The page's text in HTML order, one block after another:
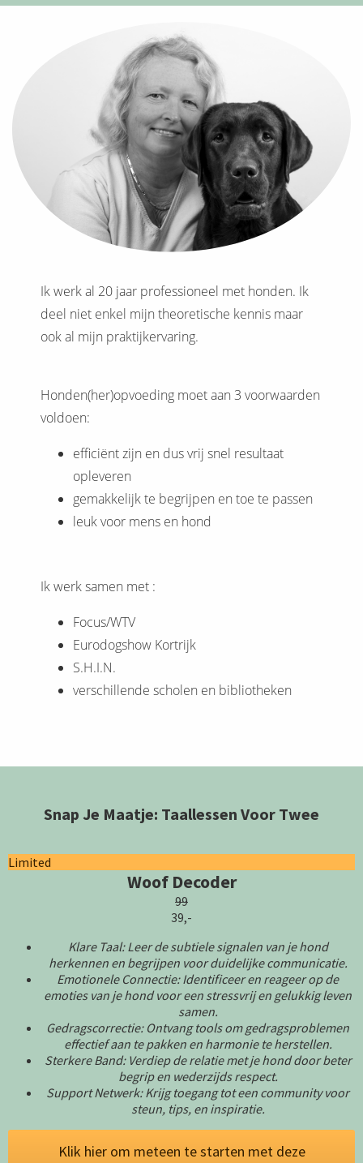
Ik werk al 20 jaar professioneel met honden. Ik
deel niet enkel mijn theoretische kennis maar
ook al mijn praktijkervaring.
Honden(her)opvoeding moet aan 3 voorwaarden
voldoen:
efficiënt zijn en dus vrij snel resultaat
opleveren
gemakkelijk te begrijpen en toe te passen
leuk voor mens en hond
Ik werk samen met :
Focus/WTV
Eurodogshow Kortrijk
S.H.I.N.
verschillende scholen en bibliotheken
Snap Je Maatje: Taallessen Voor Twee
Limited
Woof Decoder
99
39,-
Klare Taal: Leer de subtiele signalen van je hond
herkennen en begrijpen voor duidelijke communicatie.
Emotionele Connectie: Identificeer en reageer op de
emoties van je hond voor een stressvrij en gelukkig leven
samen.
Gedragscorrectie: Ontvang tools om gedragsproblemen
effectief aan te pakken en harmonie te herstellen.
Sterkere Band: Verdiep de relatie met je hond door beter
begrip en wederzijds respect.
Support Netwerk: Krijg toegang tot een community voor
steun, tips, en inspiratie.
Klik hier om meteen te starten met deze